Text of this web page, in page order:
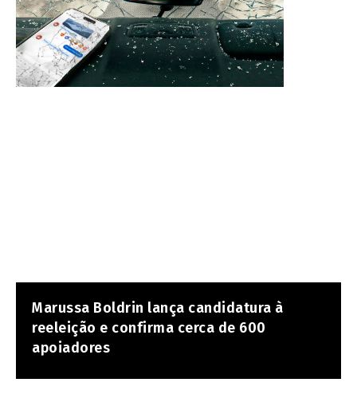
Marussa Boldrin lança candidatura à
reeleição e confirma cerca de 600
apoiadores